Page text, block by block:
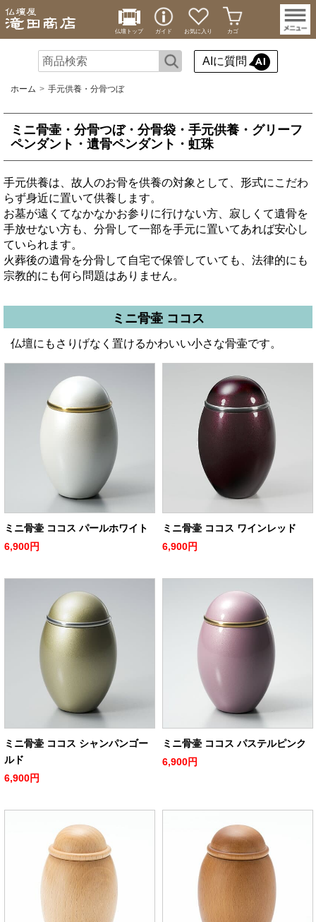
仏壇トップ ガイド お気に入り カゴ
AIに質問
ホーム 手元供養・分骨つぼ
ミニ骨壷・分骨つぼ・分骨袋・手元供養・グリーフ
ペンダント・遺骨ペンダント・虹珠
手元供養は、故人のお骨を供養の対象として、形式にこだわ
らず身近に置いて供養します。
お墓が遠くてなかなかお参りに行けない方、寂しくて遺骨を
手放せない方も、分骨して一部を手元に置いてあれば安心し
ていられます。
火葬後の遺骨を分骨して自宅で保管していても、法律的にも
宗教的にも何ら問題はありません。
ミニ骨壷 ココス
仏壇にもさりげなく置けるかわいい小さな骨壷です。
ミニ骨壷 ココス パールホワイト
6,900円
ミニ骨壷 ココス ワインレッド
6,900円
ミニ骨壷 ココス シャンパンゴー
ルド
6,900円
ミニ骨壷 ココス パステルピンク
6,900円